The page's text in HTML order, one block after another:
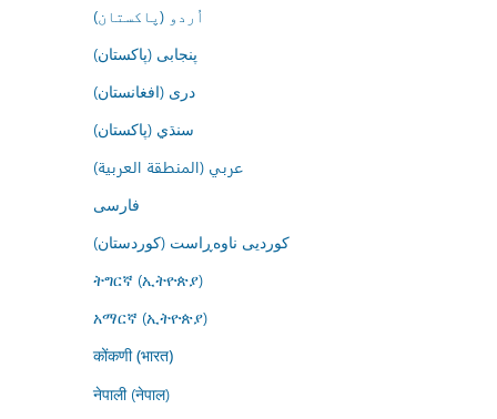
اُردو (پاکستان)
پنجابی (پاکستان)
درى (افغانستان)
سنڌي (پاکستان)
عربي (المنطقة العربية)
فارسى
کوردیی ناوەڕاست (کوردستان)
ትግርኛ (ኢትዮጵያ)
አማርኛ (ኢትዮጵያ)
कोंकणी (भारत)
नेपाली (नेपाल)